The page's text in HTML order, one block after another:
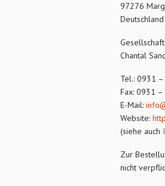
97276
Deutschland
Chantal
Tel.: 0931
Fax: 0931
E-Mail:
Website:
(siehe auch
Zur
nicht